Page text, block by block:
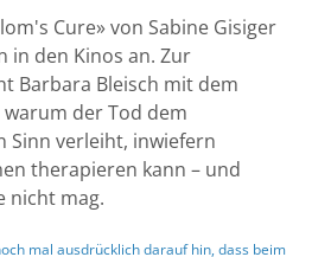
Cure» von Sabine Gisiger
in den Kinos an. Zur
Barbara Bleisch mit dem
der Tod dem
Sinn verleiht, inwiefern
therapieren kann – und
nicht mag.
mal ausdrücklich darauf hin, dass beim